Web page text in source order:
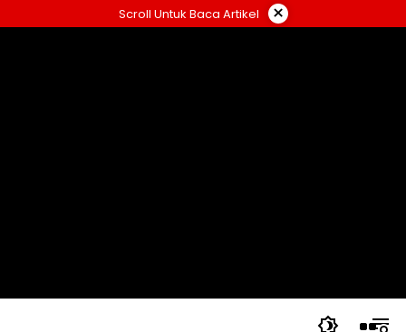
ke
Scroll Untuk Baca Artikel ×